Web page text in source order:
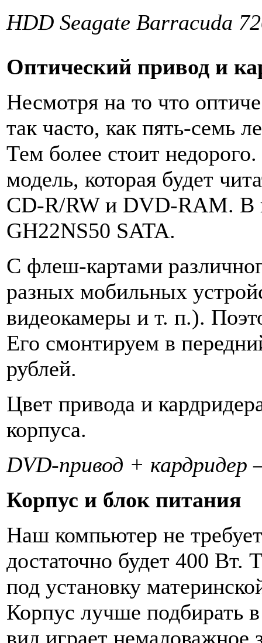
HDD Seagate Barracuda
Оптический привод и
Несмотря на то что
так часто, как пять-семь
Тем более стоит
модель, которая будет
CD-R/RW и DVD-RAM. В
GH22NS50 SATA.
С флеш-картами
разных мобильных
видеокамеры и т. п.).
Его смонтируем в
рублей.
Цвет привода и
корпуса.
DVD-привод + кардридер
Корпус и блок питания
Наш компьютер не
достаточно будет 400 Вт.
под установку
Корпус лучше подбирать
вид играет немаловажное